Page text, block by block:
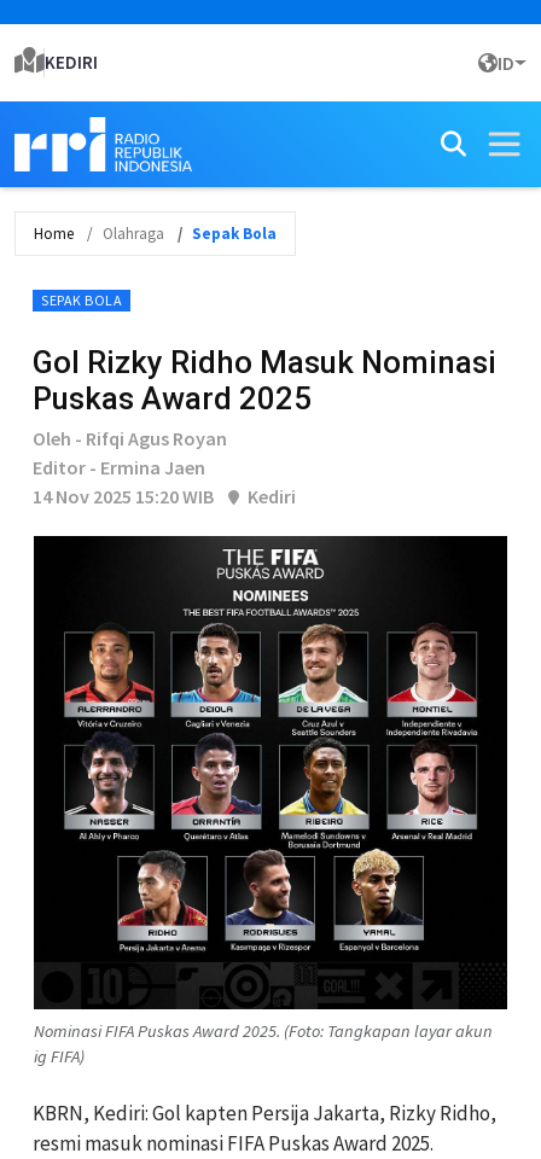
KEDIRI ID
Home Olahraga Sepak Bola
SEPAK BOLA
Gol Rizky Ridho Masuk Nominasi
Puskas Award 2025
Oleh - Rifqi Agus Royan
Editor - Ermina Jaen
14 Nov 2025 15:20 WIB
Kediri
Nominasi FIFA Puskas Award 2025. (Foto: Tangkapan layar akun
ig FIFA)
KBRN, Kediri: Gol kapten Persija Jakarta, Rizky Ridho,
resmi masuk nominasi FIFA Puskas Award 2025.